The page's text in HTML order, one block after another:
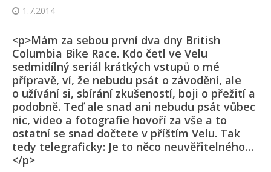
1.7.2014
<p>Mám za sebou první dva dny British
Columbia Bike Race. Kdo četl ve Velu
sedmidílný seriál krátkých vstupů o mé
přípravě, ví, že nebudu psát o závodění, ale
o užívání si, sbírání zkušeností, boji o přežití a
podobně. Teď ale snad ani nebudu psát vůbec
nic, video a fotografie hovoří za vše a to
ostatní se snad dočtete v příštím Velu. Tak
tedy telegraficky: Je to něco neuvěřitelného…
</p>